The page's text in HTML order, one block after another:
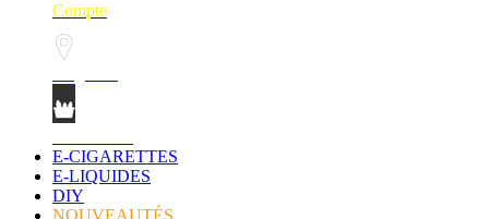
Compte
E-CIGARETTES
E-LIQUIDES
DIY
NOUVEAUTÉS